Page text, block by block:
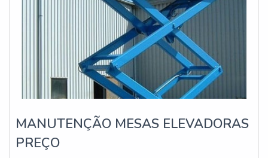
MANUTENÇÃO MESAS ELEVADORAS
PREÇO